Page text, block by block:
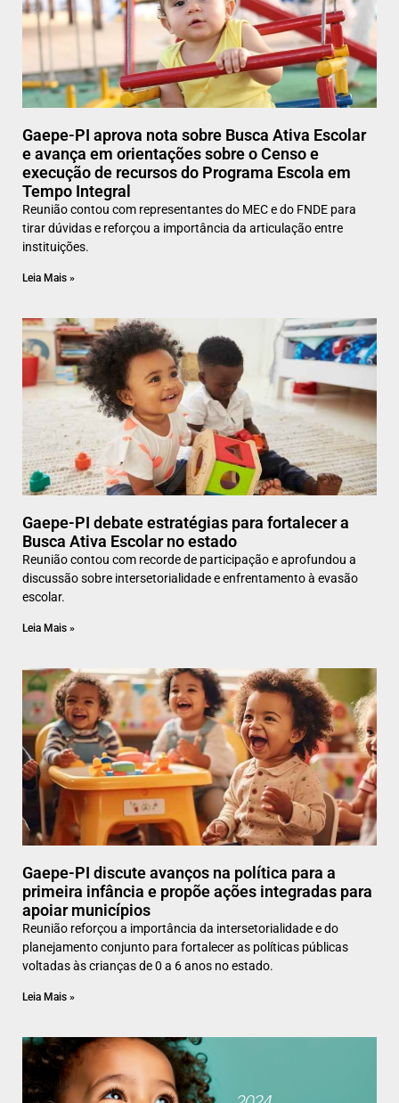
Gaepe-PI aprova nota sobre Busca Ativa Escolar
e avança em orientações sobre o Censo e
execução de recursos do Programa Escola em
Tempo Integral
Reunião contou com representantes do MEC e do FNDE para
tirar dúvidas e reforçou a importância da articulação entre
instituições.
Leia Mais »
Gaepe-PI debate estratégias para fortalecer a
Busca Ativa Escolar no estado
Reunião contou com recorde de participação e aprofundou a
discussão sobre intersetorialidade e enfrentamento à evasão
escolar.
Leia Mais »
Gaepe-PI discute avanços na política para a
primeira infância e propõe ações integradas para
apoiar municípios
Reunião reforçou a importância da intersetorialidade e do
planejamento conjunto para fortalecer as políticas públicas
voltadas às crianças de 0 a 6 anos no estado.
Leia Mais »